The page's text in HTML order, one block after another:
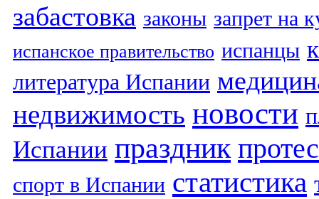
забастовка законы запрет на
испанское правительство испанцы
литература Испании
недвижимость новости
Испании праздник
спорт в Испании статистика